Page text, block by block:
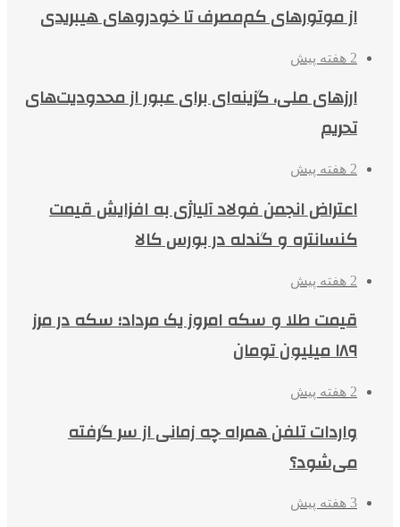
از موتورهای کم‌مصرف تا خودروهای هیبریدی
2 هفته پیش
ارزهای ملی، گزینه‌ای برای عبور از محدودیت‌های
تحریم
2 هفته پیش
اعتراض انجمن فولاد آلیاژی به افزایش قیمت
کنسانتره و گندله در بورس کالا
2 هفته پیش
قیمت طلا و سکه امروز یک مرداد؛ سکه در مرز
۱۸۹ میلیون تومان
2 هفته پیش
واردات تلفن همراه چه زمانی از سر گرفته
می‌شود؟
3 هفته پیش